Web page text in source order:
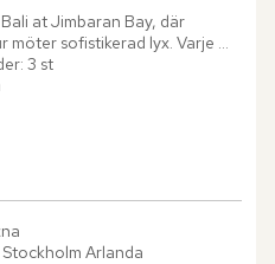
at Jimbaran Bay, där
möter sofistikerad lyx. Varje
pool, solstolar och...
3 st
Arlanda